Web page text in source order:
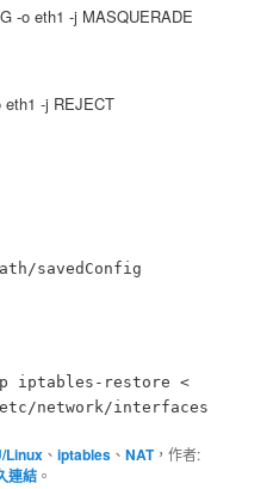
-o eth1 -j MASQUERADE
eth1 -j REJECT
savedConfig
iptables-restore <
network/interfaces
Linux 、iptables 、NAT，作者:
連結 。